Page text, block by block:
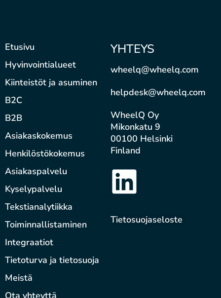
Etusivu
Hyvinvointialueet
Kiinteistöt ja asuminen
B2C
B2B
Asiakaskokemus
Henkilöstökokemus
Asiakaspalvelu
Kyselypalvelu
Tekstianalytiikka
Toiminnallistaminen
Integraatiot
Tietoturva ja tietosuoja
Meistä
Ota yhteyttä
YHTEYS
wheelq@wheelq.com
helpdesk@wheelq.com
WheelQ Oy
Mikonkatu 9
00100 Helsinki
Finland
Tietosuojaseloste